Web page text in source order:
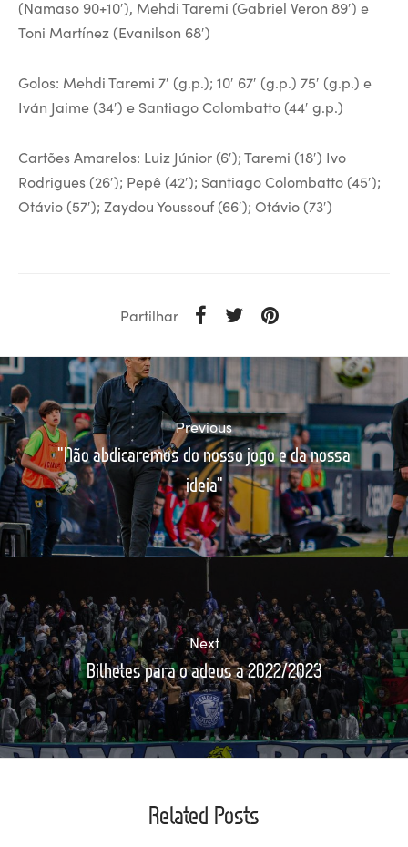
(Namaso 90+10′), Mehdi Taremi (Gabriel Veron 89′) e
Toni Martínez (Evanilson 68′)
Golos: Mehdi Taremi 7′ (g.p.); 10′ 67′ (g.p.) 75′ (g.p.) e
Iván Jaime (34′) e Santiago Colombatto (44′ g.p.)
Cartões Amarelos: Luiz Júnior (6′); Taremi (18′) Ivo
Rodrigues (26′); Pepê (42′); Santiago Colombatto (45′);
Otávio (57′); Zaydou Youssouf (66′); Otávio (73′)
Partilhar
Previous
"Não abdicaremos do nosso jogo e da nossa
ideia"
Next
Bilhetes para o adeus a 2022/2023
Related Posts